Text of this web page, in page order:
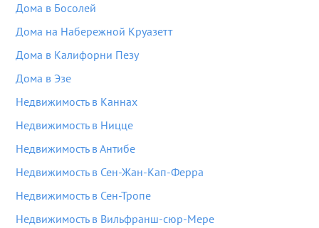
Дома в Босолей
Дома на Набережной Круазетт
Дома в Калифорни Пезу
Дома в Эзе
Недвижимость в Каннах
Недвижимость в Ницце
Недвижимость в Антибе
Недвижимость в Сен-Жан-Кап-Ферра
Недвижимость в Сен-Тропе
Недвижимость в Вильфранш-сюр-Мере